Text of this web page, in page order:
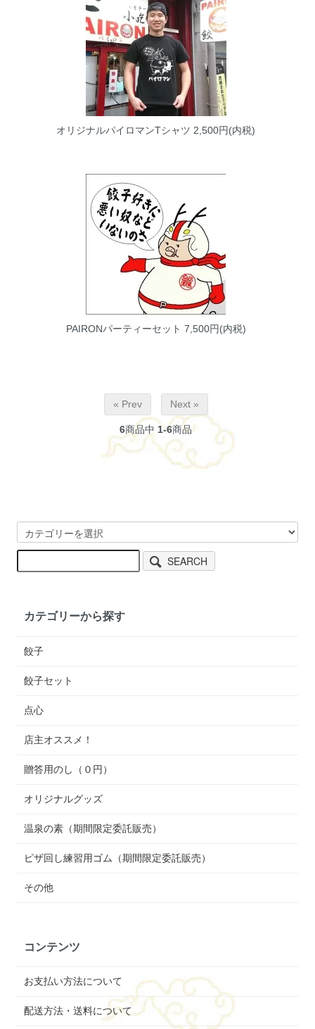
オリジナルパイロマンTシャツ 2,500円(内税)
PAIRONパーティーセット 7,500円(内税)
« Prev Next »
6商品中 1-6商品
SEARCH
カテゴリーから探す
餃子
餃子セット
点心
店主オススメ！
贈答用のし（０円）
オリジナルグッズ
温泉の素（期間限定委託販売）
ピザ回し練習用ゴム（期間限定委託販売）
その他
コンテンツ
お支払い方法について
配送方法・送料について